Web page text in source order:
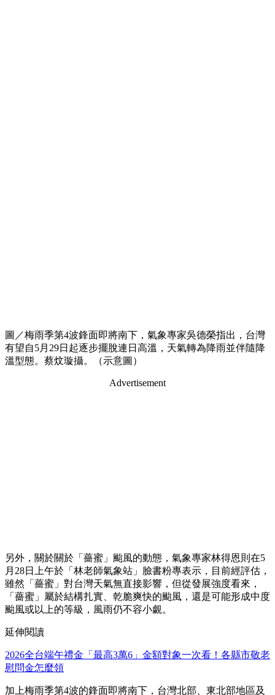
圖／梅雨季第4波鋒面即將南下，氣象專家吳德榮指出，台灣
有望自5月29日起逐步擺脫連日高溫，天氣轉為降雨並伴隨降
溫型態。蔡炆璇攝。（示意圖）
Advertisement
另外，關於關於「薔蜜」颱風的動態，氣象專家林得恩則在5
月28日上午於「林老師氣象站」臉書粉專表示，目前經評估，
雖然「薔蜜」對台灣天氣無直接影響，但從發展強度看來，
「薔蜜」屬於結構扎實、乾脆爽快的颱風，還是可能形成中度
颱風或以上的等級，風雨仍不容小覷。
延伸閱讀
2026全台端午禮金「最高3萬6」金額對象一次看！各縣市敬老
慰問金怎麼領
加上梅雨季第4波的鋒面即將南下，台灣北部、東北部地區及